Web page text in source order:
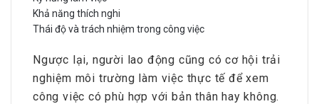
Khả năng thích nghi
Thái độ và trách nhiệm trong công việc
Ngược lại, người lao động cũng có cơ hội trải
nghiệm môi trường làm việc thực tế để xem
công việc có phù hợp với bản thân hay không.